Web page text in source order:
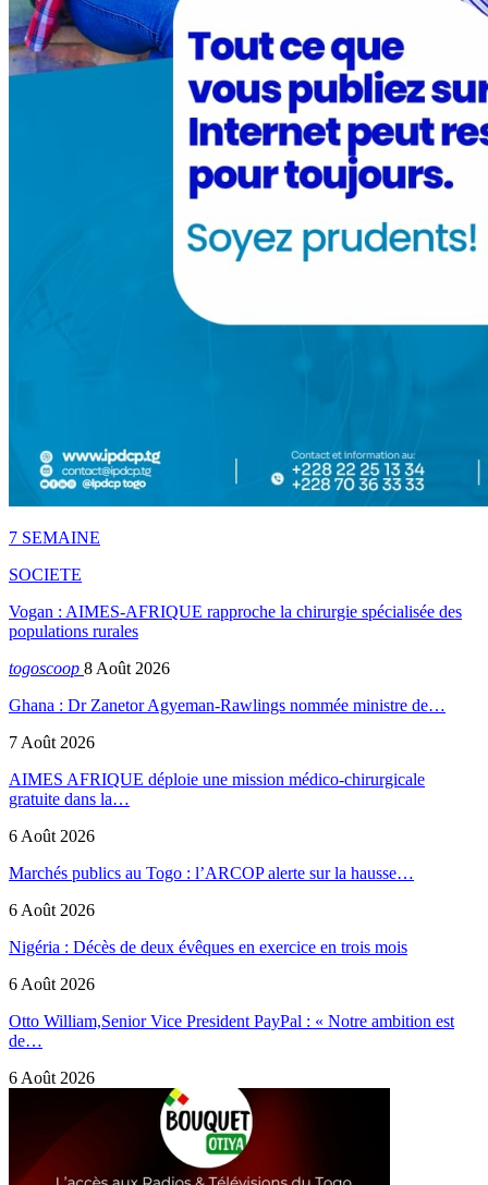
7 SEMAINE
SOCIETE
Vogan : AIMES-AFRIQUE rapproche la chirurgie spécialisée des
populations rurales
togoscoop 8 Août 2026
Ghana : Dr Zanetor Agyeman-Rawlings nommée ministre de…
7 Août 2026
AIMES AFRIQUE déploie une mission médico-chirurgicale
gratuite dans la…
6 Août 2026
Marchés publics au Togo : l’ARCOP alerte sur la hausse…
6 Août 2026
Nigéria : Décès de deux évêques en exercice en trois mois
6 Août 2026
Otto William,Senior Vice President PayPal : « Notre ambition est
de…
6 Août 2026